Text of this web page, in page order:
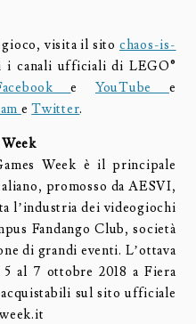
visita il sito chaos-is-
i canali ufficiali di LEGO®
e YouTube e
eTwitter.
Week è il principale
promosso da AESVI,
l’industria dei videogiochi
Fandango Club, società
di grandi eventi. L’ottava
al 7 ottobre 2018 a Fiera
sul sito ufficiale